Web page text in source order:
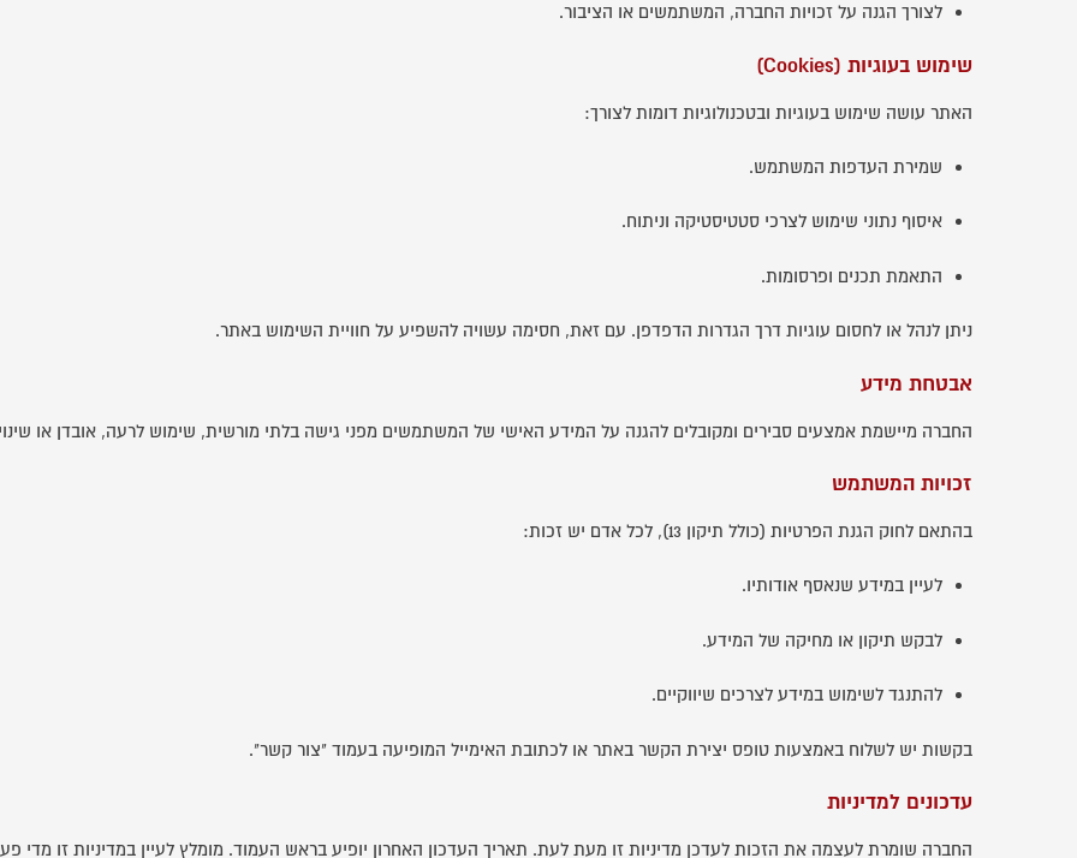
לצורך הגנה על זכויות החברה, המשתמשים או הציבור.
שימוש בעוגיות (Cookies)
האתר עושה שימוש בעוגיות ובטכנולוגיות דומות לצורך:
שמירת העדפות המשתמש.
איסוף נתוני שימוש לצרכי סטטיסטיקה וניתוח.
התאמת תכנים ופרסומות.
ניתן לנהל או לחסום עוגיות דרך הגדרות הדפדפן. עם זאת, חסימה עשויה להשפיע על חוויית השימוש באתר.
אבטחת מידע
החברה מיישמת אמצעים סבירים ומקובלים להגנה על המידע האישי של המשתמשים מפני גישה בלתי מורשית, שימוש לרעה, אובדן או
זכויות המשתמש
בהתאם לחוק הגנת הפרטיות (כולל תיקון 13), לכל אדם יש זכות:
לעיין במידע שנאסף אודותיו.
לבקש תיקון או מחיקה של המידע.
להתנגד לשימוש במידע לצרכים שיווקיים.
בקשות יש לשלוח באמצעות טופס יצירת הקשר באתר או לכתובת האימייל המופיעה בעמוד "צור קשר".
עדכונים למדיניות
החברה שומרת לעצמה את הזכות לעדכן מדיניות זו מעת לעת. תאריך העדכון האחרון יופיע בראש העמוד. מומלץ לעיין במדיניות זו מדי